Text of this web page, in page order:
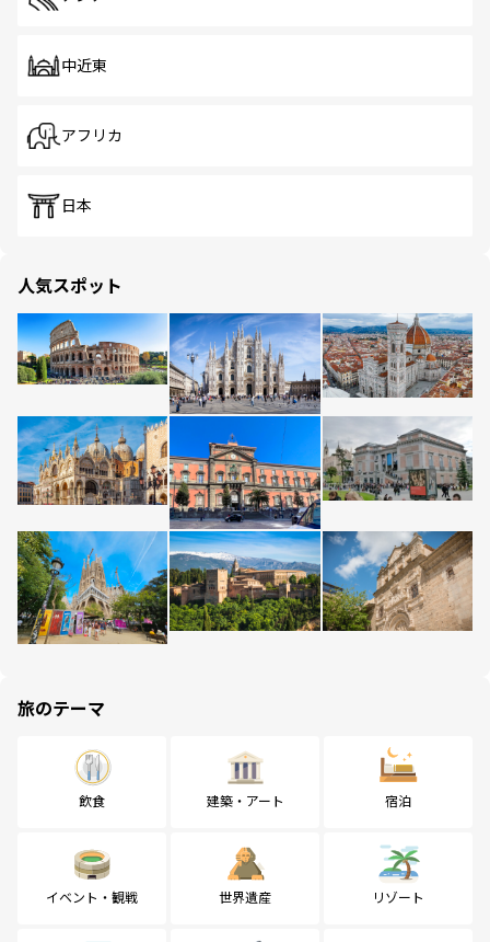
中近東
アフリカ
日本
人気スポット
旅のテーマ
飲食 建築・アート 宿泊
イベント・観戦 世界遺産 リゾート